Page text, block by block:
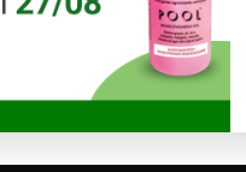
soluzioni mirate contro